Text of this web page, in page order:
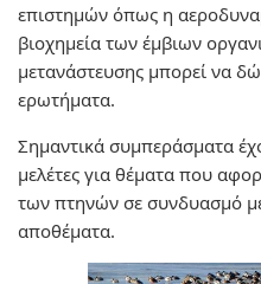
επιστημών όπως η
βιοχημεία των έμβιων
μετανάστευσης μπορεί να
ερωτήματα.
Σημαντικά συμπεράσματα
μελέτες για θέματα που
των πτηνών σε συνδυασμό
αποθέματα.